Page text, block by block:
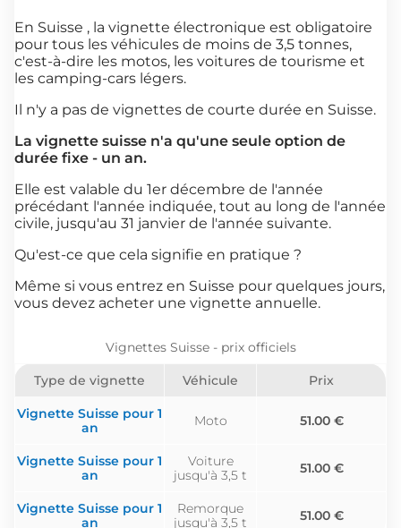
En Suisse , la vignette électronique est obligatoire
pour tous les véhicules de moins de 3,5 tonnes,
c'est-à-dire les motos, les voitures de tourisme et
les camping-cars légers.
Il n'y a pas de vignettes de courte durée en Suisse.
La vignette suisse n'a qu'une seule option de
durée fixe - un an.
Elle est valable du 1er décembre de l'année
précédant l'année indiquée, tout au long de l'année
civile, jusqu'au 31 janvier de l'année suivante.
Qu'est-ce que cela signifie en pratique ?
Même si vous entrez en Suisse pour quelques jours,
vous devez acheter une vignette annuelle.
Vignettes Suisse - prix officiels
Type de vignette Véhicule Prix
Vignette Suisse pour 1
an
Moto 51.00 €
Vignette Suisse pour 1
an
Voiture
jusqu'à 3,5 t
51.00 €
Vignette Suisse pour 1
an
Remorque
jusqu'à 3,5 t
51.00 €